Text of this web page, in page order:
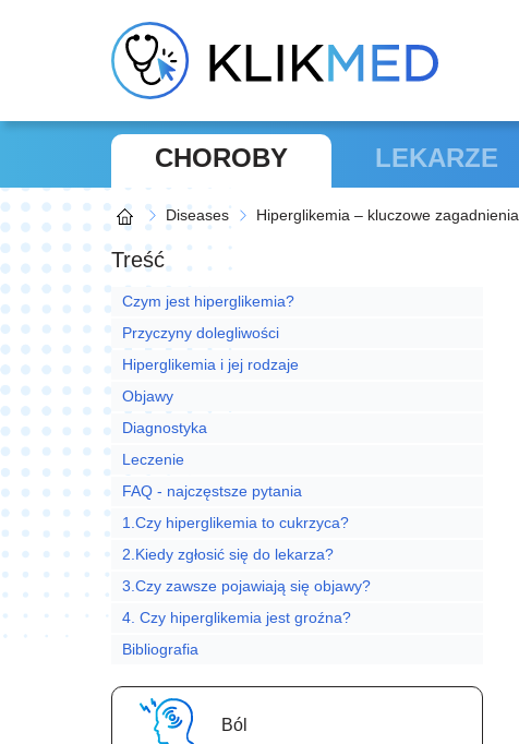
CHOROBY LEKARZE
Diseases Hiperglikemia – kluczowe zagadnienia
Treść
Czym jest hiperglikemia?
Przyczyny dolegliwości
Hiperglikemia i jej rodzaje
Objawy
Diagnostyka
Leczenie
FAQ - najczęstsze pytania
1.Czy hiperglikemia to cukrzyca?
2.Kiedy zgłosić się do lekarza?
3.Czy zawsze pojawiają się objawy?
4. Czy hiperglikemia jest groźna?
Bibliografia
Ból